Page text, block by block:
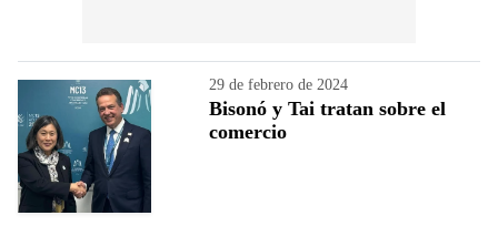
29 de febrero de 2024
Bisonó y Tai tratan sobre el
comercio